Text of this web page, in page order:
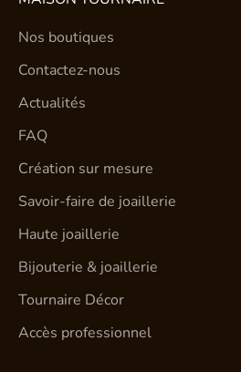
Nos boutiques
Contactez-nous
Actualités
FAQ
Création sur mesure
Savoir-faire de joaillerie
Haute joaillerie
Bijouterie & joaillerie
Tournaire Décor
Accès professionnel